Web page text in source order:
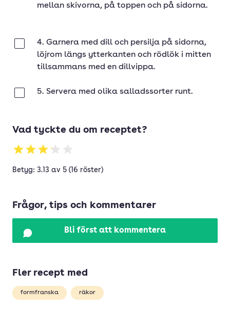
mellan skivorna, på toppen och på sidorna.
4. Garnera med dill och persilja på sidorna,
löjrom längs ytterkanten och rödlök i mitten
tillsammans med en dillvippa.
5. Servera med olika salladssorter runt.
Vad tyckte du om receptet?
Betyg: 3.13 av 5 (16 röster)
Frågor, tips och kommentarer
Bli först att kommentera
Fler recept med
formfranska räkor